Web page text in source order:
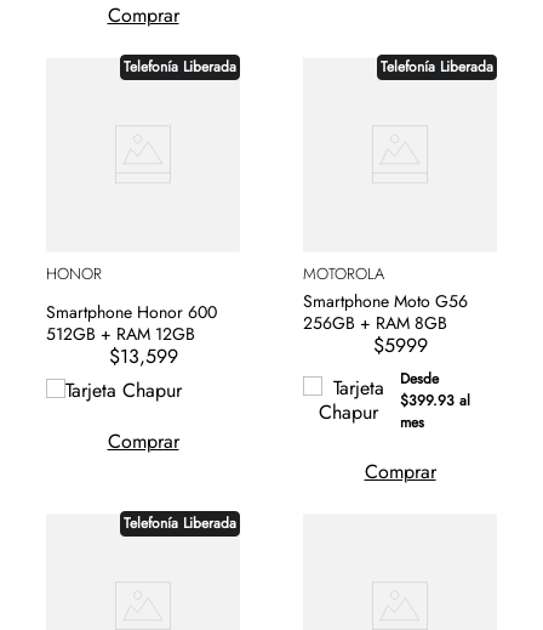
Comprar
Telefonía Liberada
HONOR
Smartphone Honor 600
512GB + RAM 12GB
$13,599
Comprar
Telefonía Liberada
MOTOROLA
Smartphone Moto G56
256GB + RAM 8GB
$5999
Desde
$399.93 al
mes
Comprar
Telefonía Liberada